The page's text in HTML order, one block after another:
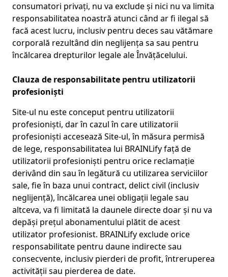
consumatori privați, nu va exclude și nici nu va limita
responsabilitatea noastră atunci când ar fi ilegal să
facă acest lucru, inclusiv pentru deces sau vătămare
corporală rezultând din neglijența sa sau pentru
încălcarea drepturilor legale ale Învățăcelului.
Clauza de responsabilitate pentru utilizatorii
profesioniști
Site-ul nu este conceput pentru utilizatorii
profesioniști, dar în cazul în care utilizatorii
profesioniști accesează Site-ul, în măsura permisă
de lege, responsabilitatea lui BRAINLify față de
utilizatorii profesioniști pentru orice reclamație
derivând din sau în legătură cu utilizarea serviciilor
sale, fie în baza unui contract, delict civil (inclusiv
neglijență), încălcarea unei obligații legale sau
altceva, va fi limitată la daunele directe doar și nu va
depăși prețul abonamentului plătit de acest
utilizator profesionist. BRAINLify exclude orice
responsabilitate pentru daune indirecte sau
consecvente, inclusiv pierderi de profit, întreruperea
activității sau pierderea de date.